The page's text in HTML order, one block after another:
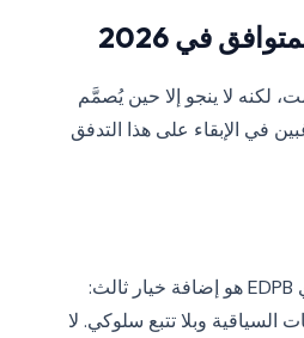
في 2026
لكنه لا ينجو إلا حين يُصمَّم
في الإبقاء على هذا التدفق
التغيير الأهم الواحد منذ رأي EDPB هو إضافة خيار ثالث:
السياقية وبلا تتبع سلوكي. لا